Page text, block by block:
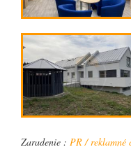
Zaradenie : PR / reklamné